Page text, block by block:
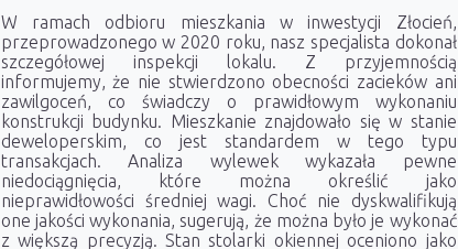
W ramach odbioru mieszkania w inwestycji Złocień,
przeprowadzonego w 2020 roku, nasz specjalista dokonał
szczegółowej inspekcji lokalu. Z przyjemnością
informujemy, że nie stwierdzono obecności zacieków ani
zawilgoceń, co świadczy o prawidłowym wykonaniu
konstrukcji budynku. Mieszkanie znajdowało się w stanie
deweloperskim, co jest standardem w tego typu
transakcjach. Analiza wylewek wykazała pewne
niedociągnięcia, które można określić jako
nieprawidłowości średniej wagi. Choć nie dyskwalifikują
one jakości wykonania, sugerują, że można było je wykonać
z większą precyzją. Stan stolarki okiennej oceniono jako